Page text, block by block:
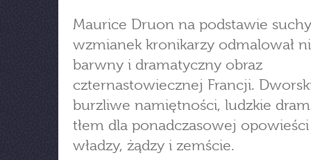
Maurice Druon na podstawie
wzmianek kronikarzy odmalował
barwny i dramatyczny obraz
czternastowiecznej Francji.
burzliwe namiętności, ludzkie
tłem dla ponadczasowej
władzy, żądzy i zemście.